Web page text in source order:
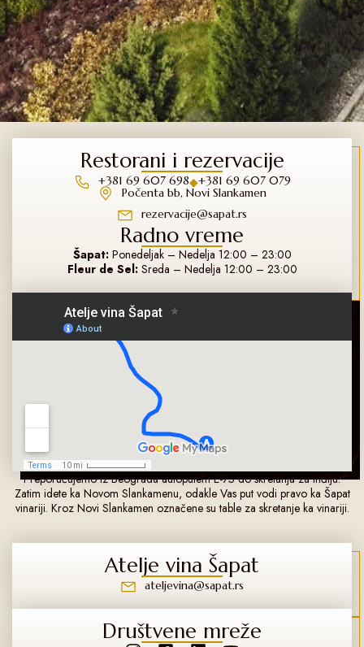
Restorani i rezervacije
+381 69 607 698◆+381 69 607 079
Počenta bb, Novi Slankamen
rezervacije@sapat.rs
Radno vreme
Šapat:Ponedeljak – Nedelja 12:00 – 23:00
Fleur de Sel:Sreda – Nedelja 12:00 – 23:00
Preporučujemo iz Beograda autoputem E-75 do skretanja za Inđiju.
Zatim idete ka Novom Slankamenu, odakle Vas put vodi pravo ka Šapat
vinariji. Kroz Novi Slankamen označene su table za skretanje ka vinariji.
Atelje vina Šapat
ateljevina@sapat.rs
Društvene mreže